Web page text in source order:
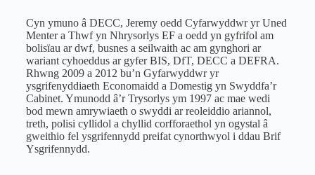
Cyn ymuno â DECC, Jeremy oedd Cyfarwyddwr yr Uned
Menter a Thwf yn Nhrysorlys EF a oedd yn gyfrifol am
bolisïau ar dwf, busnes a seilwaith ac am gynghori ar
wariant cyhoeddus ar gyfer BIS, DfT, DECC a DEFRA.
Rhwng 2009 a 2012 bu’n Gyfarwyddwr yr
ysgrifenyddiaeth Economaidd a Domestig yn Swyddfa’r
Cabinet. Ymunodd â’r Trysorlys ym 1997 ac mae wedi
bod mewn amrywiaeth o swyddi ar reoleiddio ariannol,
treth, polisi cyllidol a chyllid corfforaethol yn ogystal â
gweithio fel ysgrifennydd preifat cynorthwyol i ddau Brif
Ysgrifennydd.